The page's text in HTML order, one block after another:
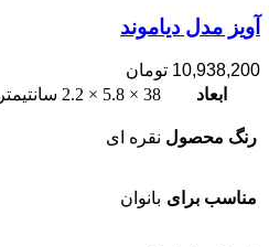
آویز مدل دیاموند
10,938,200 تومان
ابعاد
38 × 5.8 × 2.2 سانتیمتر
رنگ محصول نقره ای
مناسب برای بانوان